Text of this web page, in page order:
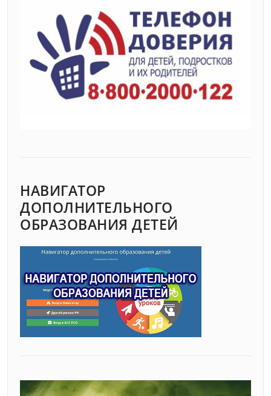
НАВИГАТОР
ДОПОЛНИТЕЛЬНОГО
ОБРАЗОВАНИЯ ДЕТЕЙ